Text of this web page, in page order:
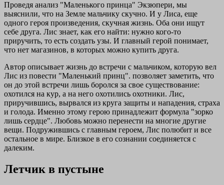
Проведя анализ "Маленького принца" Экзюпери, мы
выяснили, что на Земле мальчику скучно. И у Лиса, еще
одного героя произведения, скучная жизнь. Оба они ищут
себе друга. Лис знает, как его найти: нужно кого-то
приручить, то есть создать узы. И главный герой понимает,
что нет магазинов, в которых можно купить друга.
Автор описывает жизнь до встречи с мальчиком, которую вел
Лис из повести "Маленький принц". позволяет заметить, что
он до этой встречи лишь боролся за свое существование:
охотился на кур, а на него охотились охотники. Лис,
приручившись, вырвался из круга защиты и нападения, страха
и голода. Именно этому герою принадлежит формула "зорко
лишь сердце". Любовь можно перенести на многие другие
вещи. Подружившись с главным героем, Лис полюбит и все
остальное в мире. Близкое в его сознании соединяется с
далеким.
Летчик в пустыне